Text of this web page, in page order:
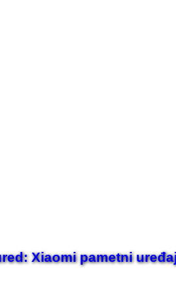
Xiaomi pametni